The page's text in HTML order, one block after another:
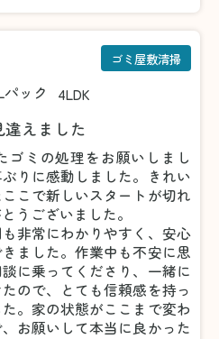
パック 4LDK
ゴミ屋敷清掃
えました
ゴミの処理をお願いしまし
りに感動しました。きれい
こで新しいスタートが切れ
うございました。
非常にわかりやすく、安心
ました。作業中も不安に思
に乗ってくださり、一緒に
ので、とても信頼感を持っ
。家の状態がここまで変わ
お願いして本当に良かった